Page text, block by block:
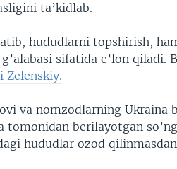
ta’kidlab.
hududlarni topshirish,
sifatida e’lon qiladi.
Zelenskiy.
va nomzodlarning Ukraina
tomonidan berilayotgan
hududlar ozod